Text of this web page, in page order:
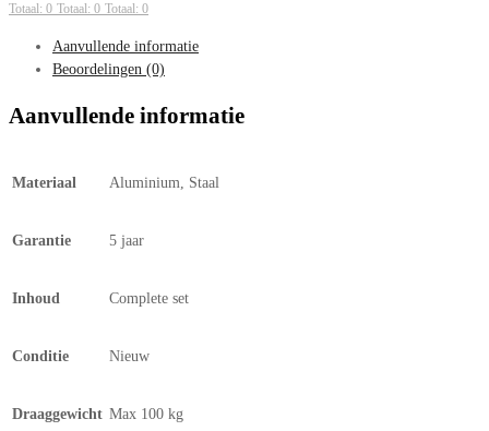
Totaal: 0 Totaal: 0 Totaal: 0
Aanvullende informatie
Beoordelingen (0)
Aanvullende informatie
Materiaal Aluminium, Staal
Garantie 5 jaar
Inhoud Complete set
Conditie Nieuw
Draaggewicht Max 100 kg